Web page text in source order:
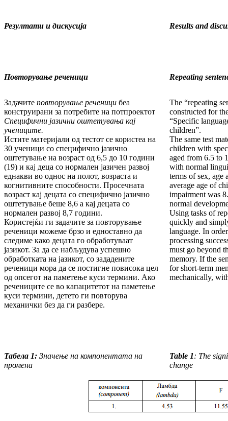
Резултати и дискусија Results and
Повторување реченици Repeating
Задачите повторување реченици беа
конструи­ра­ни за потребите на потпроектот
Специфични јазични оштетувања кај
учениците.
Истите материјали од тестот се користеа на
30 ученици со специфично јазично
оштетување на возраст од 6,5 до 10 години
(19) и кај деца со нормален јазичен развој
еднакви во од­нос на полот, возраста и
когнитивните способ­нос­ти. Просечната
возраст кај децата со специ­фич­но јазично
оштетување беше 8,6 а кај деца­та со
нормален развој 8,7 години.
Користејќи ги задачите за повторување
речени­ци можеме брзо и едноставно да
следиме како де­цата го обработуваат
јазикот. За да се набљу­ду­ва успешно
обработката на јазикот, со зада­де­ните
реченици мора да се постигне повисока цел
од опсегот на паметење куси термини. Ако
речениците се во капацитетот на паметење
куси термини, детето ги повторува
механички без да ги разбере.
The “repeating
constructed for
“Specific
children”.
The same test
children with
aged from 6.5 to
with normal
terms of sex, age
aver­age age of
impair­ment was
normal
Using tasks of
quickly and
language. In
processing
must go beyond
memory. If the
for short-term
mechanically,
Табела 1: Значење на компонентата на
промена
Table 1: The
change